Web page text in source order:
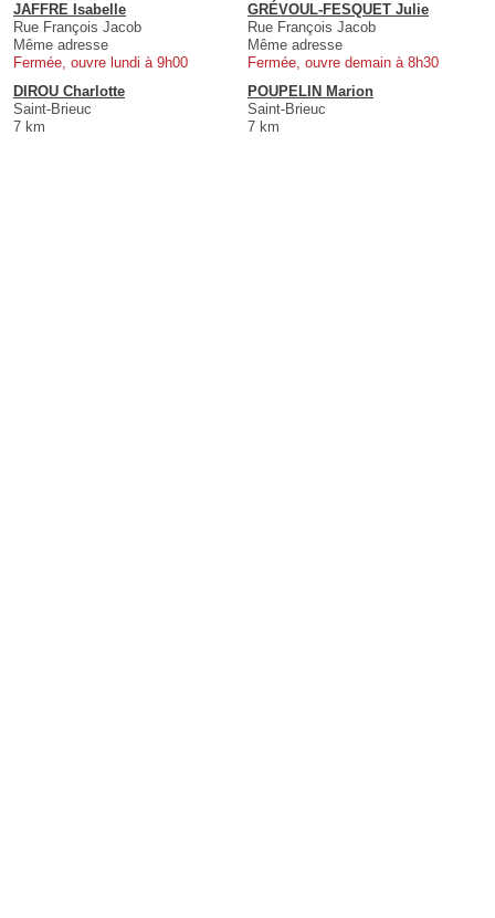
JAFFRE Isabelle
Rue François Jacob
Même adresse
Fermée, ouvre lundi à 9h00
GRÉVOUL-FESQUET Julie
Rue François Jacob
Même adresse
Fermée, ouvre demain à 8h30
DIROU Charlotte
Saint-Brieuc
7 km
POUPELIN Marion
Saint-Brieuc
7 km